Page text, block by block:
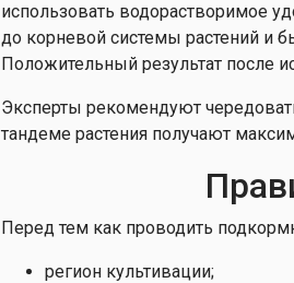
использовать водорастворимое
до корневой системы растений и
Положительный результат после
Эксперты рекомендуют
тандеме растения получают
Перед тем как проводить
регион культивации;